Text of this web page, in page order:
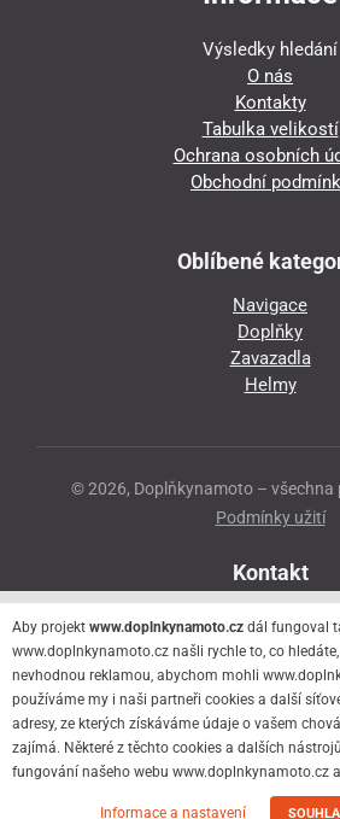
Výsledky hledání
O nás
Kontakty
Tabulka velikostí
Ochrana osobních
Obchodní
Oblíbené
Navigace
Doplňky
Zavazadla
Helmy
© 2026, Doplňkynamoto – všechna
Podmínky užití
Kontakt
Přeloučská 86
530 06 Pardubice -
776 056 073
Aby projekt www.doplnkynamoto.cz dál fungoval
www.doplnkynamoto.cz našli rychle to, co
nevhodnou reklamou, abychom mohli
používáme my i naši partneři cookies a další
adresy, ze kterých získáváme údaje o vašem
zajímá. Některé z těchto cookies a dalších
fungování našeho webu www.doplnkynamoto.cz
Informace a nastavení